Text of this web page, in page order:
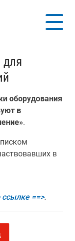
для
оборудования
в
.
в
ссылке ==>.